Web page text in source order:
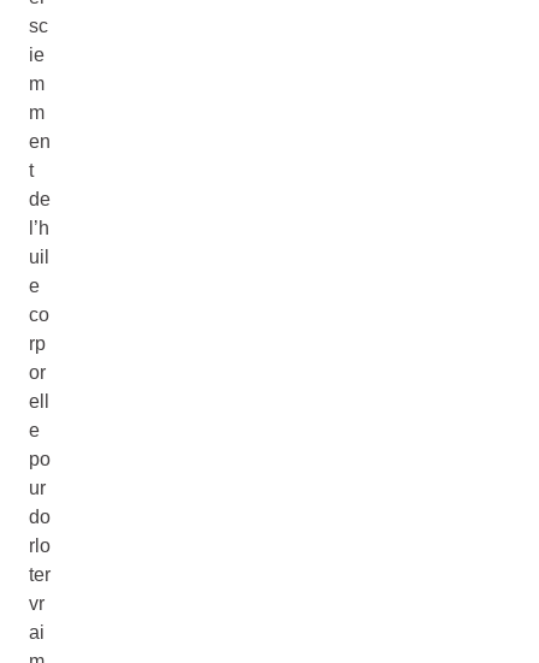
sc
ie
m
m
en
t
de
l’h
uil
e
co
rp
or
ell
e
po
ur
do
rlo
ter
vr
ai